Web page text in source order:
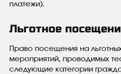
платежи).
Льготное
Право посещения на
мероприятий, проводимых
следующие категории